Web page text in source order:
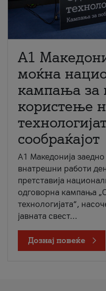
A1
моќна
кампања за
користење
сообраќајот
A1 Македонија
внатрешни работи
претставија
одговорна кампања
технологијата“,
јавната свест...
Дознај повеќе